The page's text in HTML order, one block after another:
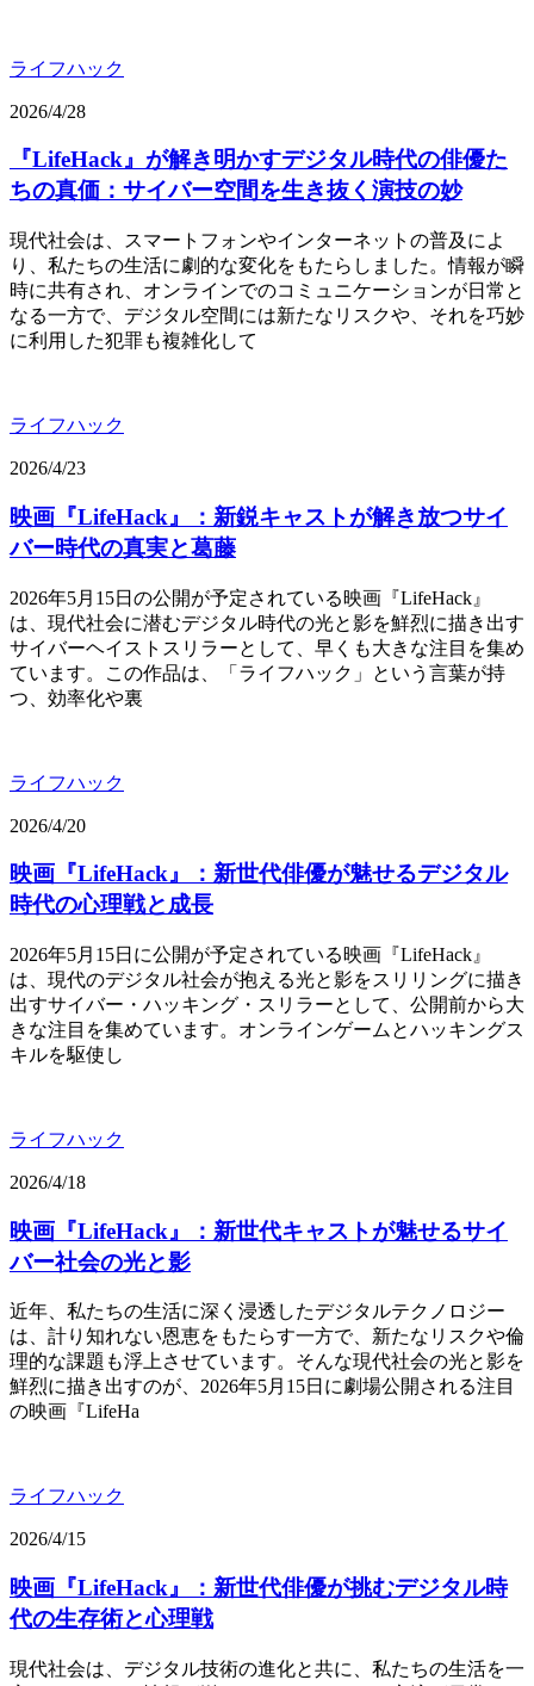
ライフハック
2026/4/28
『LifeHack』が解き明かすデジタル時代の俳優た
ちの真価：サイバー空間を生き抜く演技の妙
現代社会は、スマートフォンやインターネットの普及によ
り、私たちの生活に劇的な変化をもたらしました。情報が瞬
時に共有され、オンラインでのコミュニケーションが日常と
なる一方で、デジタル空間には新たなリスクや、それを巧妙
に利用した犯罪も複雑化して
ライフハック
2026/4/23
映画『LifeHack』：新鋭キャストが解き放つサイ
バー時代の真実と葛藤
2026年5月15日の公開が予定されている映画『LifeHack』
は、現代社会に潜むデジタル時代の光と影を鮮烈に描き出す
サイバーヘイストスリラーとして、早くも大きな注目を集め
ています。この作品は、「ライフハック」という言葉が持
つ、効率化や裏
ライフハック
2026/4/20
映画『LifeHack』：新世代俳優が魅せるデジタル
時代の心理戦と成長
2026年5月15日に公開が予定されている映画『LifeHack』
は、現代のデジタル社会が抱える光と影をスリリングに描き
出すサイバー・ハッキング・スリラーとして、公開前から大
きな注目を集めています。オンラインゲームとハッキングス
キルを駆使し
ライフハック
2026/4/18
映画『LifeHack』：新世代キャストが魅せるサイ
バー社会の光と影
近年、私たちの生活に深く浸透したデジタルテクノロジー
は、計り知れない恩恵をもたらす一方で、新たなリスクや倫
理的な課題も浮上させています。そんな現代社会の光と影を
鮮烈に描き出すのが、2026年5月15日に劇場公開される注目
の映画『LifeHa
ライフハック
2026/4/15
映画『LifeHack』：新世代俳優が挑むデジタル時
代の生存術と心理戦
現代社会は、デジタル技術の進化と共に、私たちの生活を一